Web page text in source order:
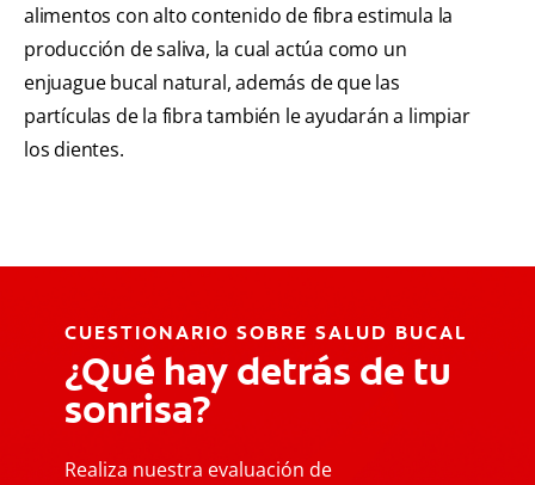
alimentos con alto contenido de fibra estimula la
producción de saliva, la cual actúa como un
enjuague bucal natural, además de que las
partículas de la fibra también le ayudarán a limpiar
los dientes.
CUESTIONARIO SOBRE SALUD BUCAL
¿Qué hay detrás de tu
sonrisa?
Realiza nuestra evaluación de